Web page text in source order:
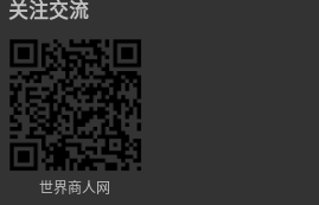
关注交流
世界商人网